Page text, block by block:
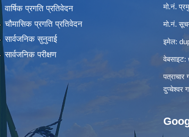
वार्षिक प्रगति प्रतिवेदन
चौमासिक प्रगति प्रतिवेदन
सार्वजनिक सुनुवाई
सार्वजनिक परीक्षण
मो.नं.
मो.नं.
इमेल:
वेबसाइट:
पत्राचार
दुप्चेश्वर